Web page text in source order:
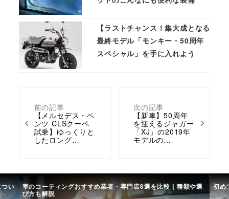
前の記事
【メルセデス・ベ
ンツ CLSクーペ
試乗】ゆっくりと
したロング…
次の記事
【新車】50周年
を迎えるジャガー
「XJ」の2019年
モデルの…
【ラストチャンス！集大成となる
最終モデル「モンキー・50周年
スペシャル」を手に入れよう
い 車のコーティングおすすめ業者・専門店8選を比較｜種類や選
び方も解説
初め